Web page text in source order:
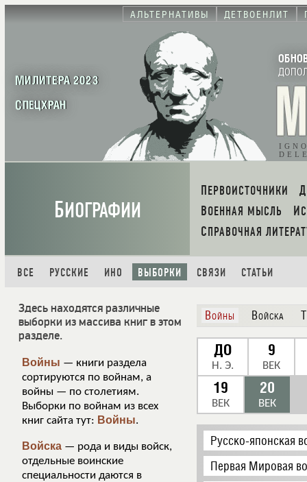
АЛЬТЕРНАТИВЫ ДЕТВОЕНЛИТ
МИЛИТЕРА 2023
СПЕЦХРАН
БИОГРАФИИ
ПЕРВОИСТОЧНИКИ
ВОЕННАЯ МЫСЛЬ
СПРАВОЧНАЯ
ВСЕ РУССКИЕ ИНО ВЫБОРКИ СВЯЗИ СТАТЬИ
Здесь находятся различные
выборки из массива книг в этом
разделе.
Войны — книги раздела
сортируются по войнам, а
войны — по столетиям.
Выборки по войнам из всех
книг сайта тут: Войны.
Войска — рода и виды войск,
отдельные воинские
специальности даются в
Войны Войска
ДО
Н. Э.
9
ВЕК
19
ВЕК
20
ВЕК
Русско-японская
Первая Мировая